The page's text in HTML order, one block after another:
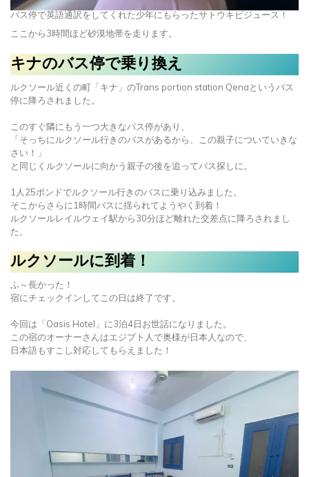
バス停で英語通訳をしてくれた少年にもらったサトウキビジュース！
ここから3時間ほど砂漠地帯を走ります。
キナのバス停で乗り換え
ルクソール近くの町「キナ」のTrans portion station Qenaというバス
停に降ろされました。
このすぐ隣にもう一つ大きなバス停があり、
「そっちにルクソール行きのバスがあるから、この親子についていきな
さい！」
と同じくルクソールに向かう親子の後を追ってバス探しに。
1人25ポンドでルクソール行きのバスに乗り込みました。
そこからさらに1時間バスに揺られてようやく到着！
ルクソールレイルウェイ駅から30分ほど離れた交差点に降ろされまし
た。
ルクソールに到着！
ふ～長かった！
宿にチェックインしてこの日は終了です。
今回は「Oasis Hotel」に3泊4日お世話になりました。
この宿のオーナーさんはエジプト人で奥様が日本人なので、
日本語もすこし対応してもらえました！